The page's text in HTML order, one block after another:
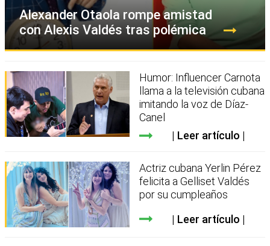
Alexander Otaola rompe amistad
con Alexis Valdés tras polémica
Humor: Influencer Carnota
llama a la televisión cubana
imitando la voz de Díaz-
Canel
Leer artículo
Actriz cubana Yerlin Pérez
felicita a Gelliset Valdés
por su cumpleaños
Leer artículo